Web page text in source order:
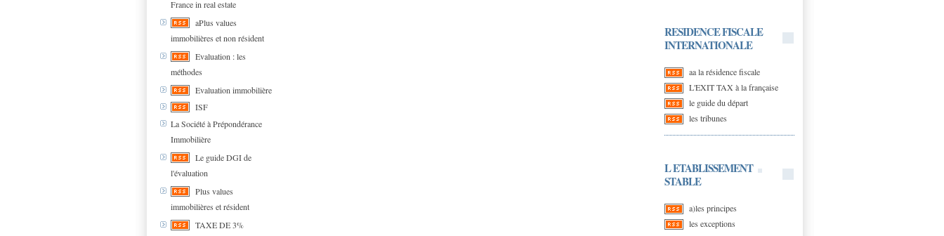
France in real estate
aPlus values
immobilières et non résident
Evaluation : les
méthodes
Evaluation immobilière
ISF
La Société à Prépondérance
Immobilière
Le guide DGI de
l'évaluation
Plus values
immobilières et résident
TAXE DE 3%
RESIDENCE FISCALE
INTERNATIONALE
aa la résidence fiscale
L'EXIT TAX à la française
le guide du départ
les tribunes
L ETABLISSEMENT
STABLE
a)les principes
les exceptions